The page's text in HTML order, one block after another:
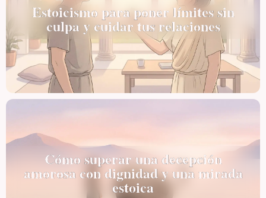
Estoicismo para poner límites sin
culpa y cuidar tus relaciones
Cómo superar una decepción
amorosa con dignidad y una mirada
estoica